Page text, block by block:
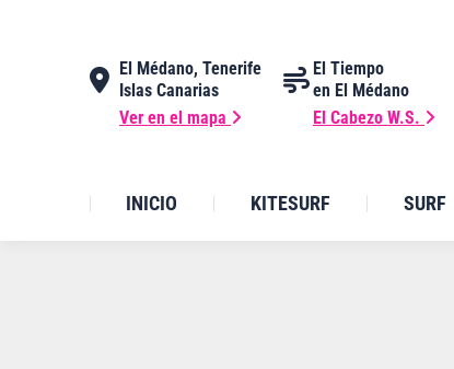
El Médano, Tenerife
Islas Canarias
Ver en el mapa
El Tiempo
en El Médano
El Cabezo W.S.
INICIO KITESURF SURF